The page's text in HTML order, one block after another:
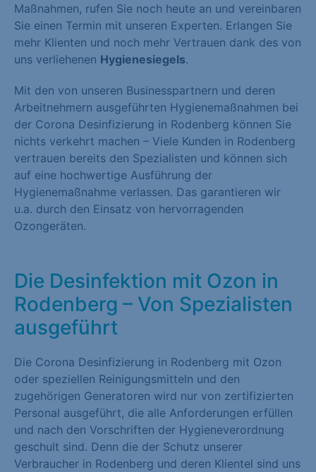
Maßnahmen, rufen Sie noch heute an und vereinbaren
Sie einen Termin mit unseren Experten. Erlangen Sie
mehr Klienten und noch mehr Vertrauen dank des von
uns verliehenen Hygienesiegels.
Mit den von unseren Businesspartnern und deren
Arbeitnehmern ausgeführten Hygienemaßnahmen bei
der Corona Desinfizierung in Rodenberg können Sie
nichts verkehrt machen – Viele Kunden in Rodenberg
vertrauen bereits den Spezialisten und können sich
auf eine hochwertige Ausführung der
Hygienemaßnahme verlassen. Das garantieren wir
u.a. durch den Einsatz von hervorragenden
Ozongeräten.
Die Desinfektion mit Ozon in
Rodenberg – Von Spezialisten
ausgeführt
Die Corona Desinfizierung in Rodenberg mit Ozon
oder speziellen Reinigungsmitteln und den
zugehörigen Generatoren wird nur von zertifizierten
Personal ausgeführt, die alle Anforderungen erfüllen
und nach den Vorschriften der Hygieneverordnung
geschult sind. Denn die der Schutz unserer
Verbraucher in Rodenberg und deren Klientel sind uns